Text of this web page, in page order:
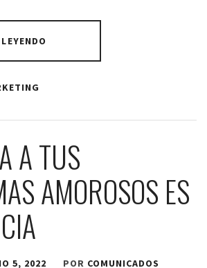
A TUS
AMOROSOS ES
5, 2022 POR COMUNICADOS